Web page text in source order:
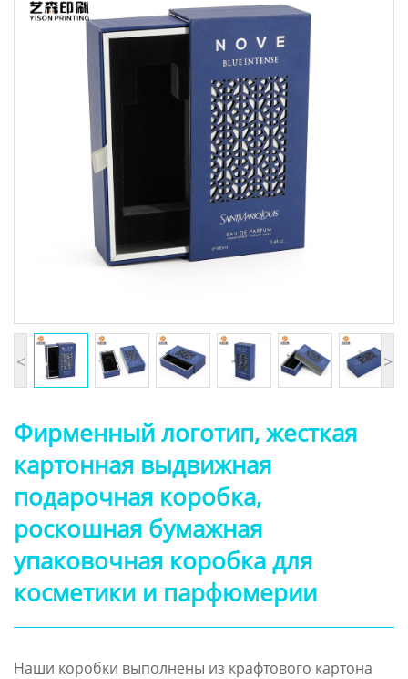
< >
Фирменный логотип, жесткая
картонная выдвижная
подарочная коробка,
роскошная бумажная
упаковочная коробка для
косметики и парфюмерии
Наши коробки выполнены из крафтового картона